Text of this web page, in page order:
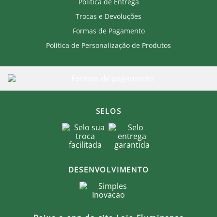
Lavar e passar do lado avesso.
Passar em temperatura baixa e não passar a
Secar no varal, na sombra.
Produto Oficial Licenciado do Fluminense.
clube que recebe royalties com a venda de cada
produto.
Trocas e Devoluções
Formas de Pagamento
Política de Personalização de Produtos
SELOS
DESENVOLVIMENTO